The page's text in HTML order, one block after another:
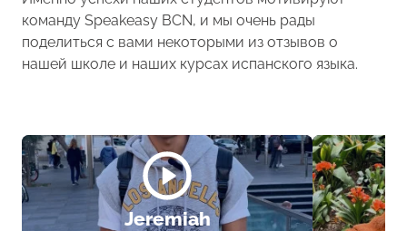
команду Speakeasy BCN, и мы очень рады
поделиться с вами некоторыми из отзывов о
нашей школе и наших курсах испанского языка.
Jeremiah